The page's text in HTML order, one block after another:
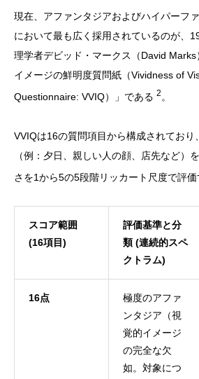
現在、アファンタジアおよびハイパーフ
において最も広く採用されているのが、
理学者デビッド・マークス（David
イメージの鮮明度質問紙（Vividness of
Questionnaire: VVIQ）」である 2 。
VVIQは16の質問項目から構成されており
（例：夕日、親しい人の顔、店先など）
さを1から5の5段階リッカート尺度で評価
スコア範囲
(16項目)
評価基準と分
類 (連続的スペ
クトラム)
16点
極度のアファ
ンタジア（視
覚的イメージ
の完全な欠
如。対象につ